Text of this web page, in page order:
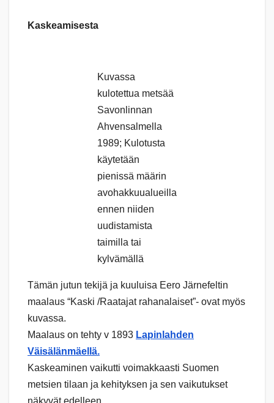
Kaskeamisesta
Kuvassa
kulotettua metsää
Savonlinnan
Ahvensalmella
1989; Kulotusta
käytetään
pienissä määrin
avohakkuualueilla
ennen niiden
uudistamista
taimilla tai
kylvämällä
Tämän jutun tekijä ja kuuluisa Eero Järnefeltin
maalaus “Kaski /Raatajat rahanalaiset”- ovat myös
kuvassa.
Maalaus on tehty v 1893 Lapinlahden
Väisälänmäellä.
Kaskeaminen vaikutti voimakkaasti Suomen
metsien tilaan ja kehityksen ja sen vaikutukset